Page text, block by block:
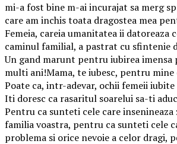
mi-a fost bine m-ai incurajat sa merg
care am inchis toata dragostea mea
Femeia, careia umanitatea ii
caminul familial, a pastrat cu sfintenie
Un gand marunt pentru iubirea imensa
multi ani!Mama, te iubesc, pentru
Poate ca, intr-adevar, ochii femeii
Iti doresc ca rasaritul soarelui sa-ti
Pentru ca sunteti cele care
familia voastra, pentru ca sunteti cele
problema si orice nevoie a celor dragi,